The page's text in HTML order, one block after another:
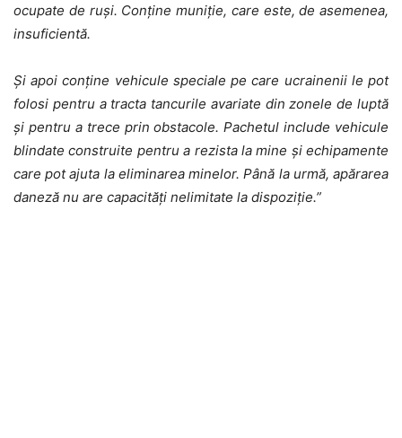
ocupate de ruși. Conține muniție, care este, de asemenea,
insuficientă.
Și apoi conține vehicule speciale pe care ucrainenii le pot
folosi pentru a tracta tancurile avariate din zonele de luptă
și pentru a trece prin obstacole. Pachetul include vehicule
blindate construite pentru a rezista la mine și echipamente
care pot ajuta la eliminarea minelor. Până la urmă, apărarea
daneză nu are capacități nelimitate la dispoziție.”